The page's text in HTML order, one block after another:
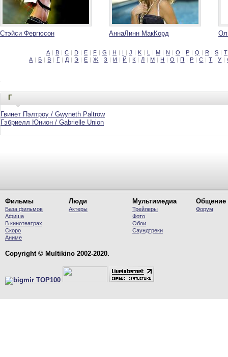
Стэйси Фергюсон АннаЛинн МакКорд
A | B | C | D | E | F | G | H | I | J | K | L | M | N | O | P | Q | R | S | T
А | Б | В | Г | Д | Э | Е | Ж | З | И | Й | К | Л | М | Н | О | П | Р | С | Т | У |
Г
Гвинет Пэлтроу / Gwyneth Paltrow
Гэбриелл Юнион / Gabrielle Union
Фильмы
База фильмов
Афиша
В кинотеатрах
Скоро
Аниме
Люди
Актеры
Мультимедиа
Трейлеры
Фото
Обои
Саундтреки
Общение
Форум
Copyright © Multikino 2002-2020.